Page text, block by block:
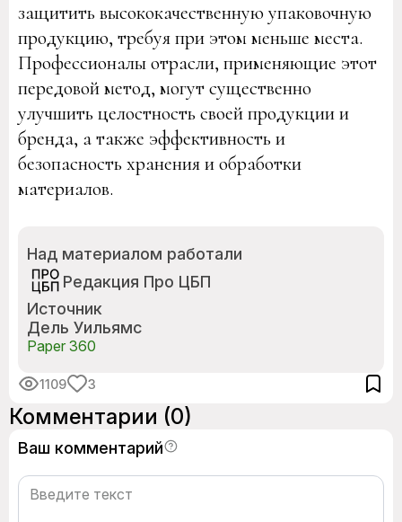
защитить высококачественную упаковочную
продукцию, требуя при этом меньше места.
Профессионалы отрасли, применяющие этот
передовой метод, могут существенно
улучшить целостность своей продукции и
бренда, а также эффективность и
безопасность хранения и обработки
материалов.
Над материалом работали
Редакция Про ЦБП
Источник
Дель Уильямс
Paper 360
1109 3
Комментарии (0)
Ваш комментарий